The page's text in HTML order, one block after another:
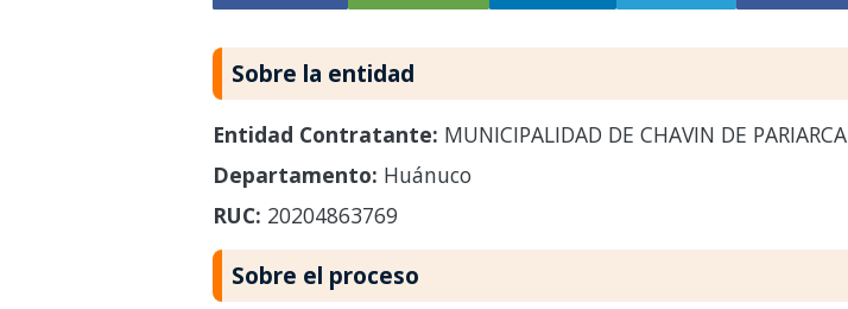
Sobre la entidad
Entidad Contratante: MUNICIPALIDAD DE CHAVIN DE PARIARCA
Departamento: Huánuco
RUC: 20204863769
Sobre el proceso